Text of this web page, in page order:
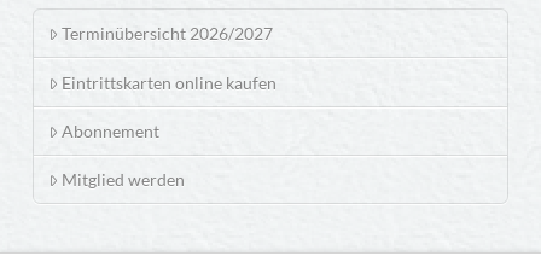
Terminübersicht 2026/2027
Eintrittskarten online kaufen
Abonnement
Mitglied werden